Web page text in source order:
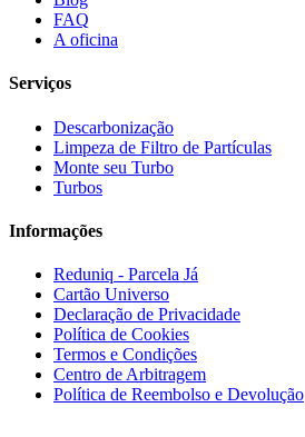
FAQ
A oficina
Serviços
Descarbonização
Limpeza de Filtro de Partículas
Monte seu Turbo
Turbos
Informações
Reduniq - Parcela Já
Cartão Universo
Declaração de Privacidade
Política de Cookies
Termos e Condições
Centro de Arbitragem
Política de Reembolso e Devolução